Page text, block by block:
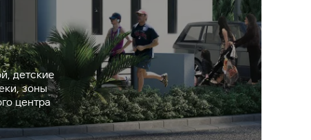
детские
зоны
центра